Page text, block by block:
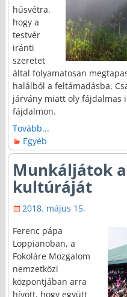
húsvétra,
hogy a
testvér
iránti
szeretet
által folyamatosan
halálból a feltámadásba.
járvány miatt oly fájdalmas
fájdalmon.
Tovább...
Egyéb
Munkáljátok
kultúráját
2018. május 15.
Ferenc pápa
Loppianoban, a
Fokoláre Mozgalom
nemzetközi
központjában arra
hívott, hogy együtt